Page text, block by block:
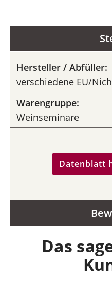
Hersteller / Abfüller:
verschiedene EU/
Warengruppe:
Weinseminare
Datenblatt
Das